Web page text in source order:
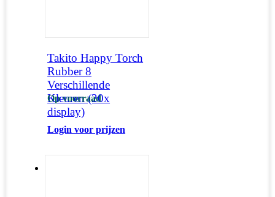
Takito Happy Torch
Rubber 8
Verschillende
Kleuren (20x
display)
Op voorraad
Login voor prijzen